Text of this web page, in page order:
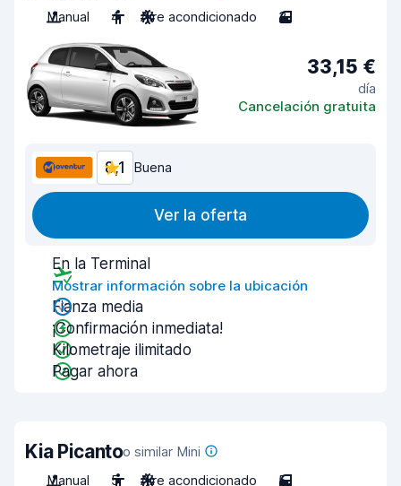
Manual
4 Aire acondicionado 3
33,15 €
día
Cancelación gratuita
8,1 Buena
Ver la oferta
En la Terminal
Mostrar información sobre la ubicación
Fianza media
¡Confirmación inmediata!
Kilometraje ilimitado
Pagar ahora
Kia Picantoo similar Mini
Manual
5 Aire acondicionado 5